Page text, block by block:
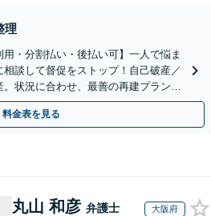
理
用・分割払い・後払い可】一人で悩ま
談して督促をストップ！自己破産／
状況に合わせ、最善の再建プランを
料金表を見る
丸山 和彦 弁護士 大阪府